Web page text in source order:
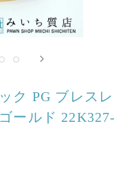
ク PG ブレスレ
ルド 22K327-